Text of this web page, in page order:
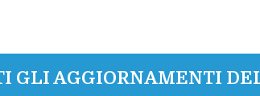
GLI AGGIORNAMENTI